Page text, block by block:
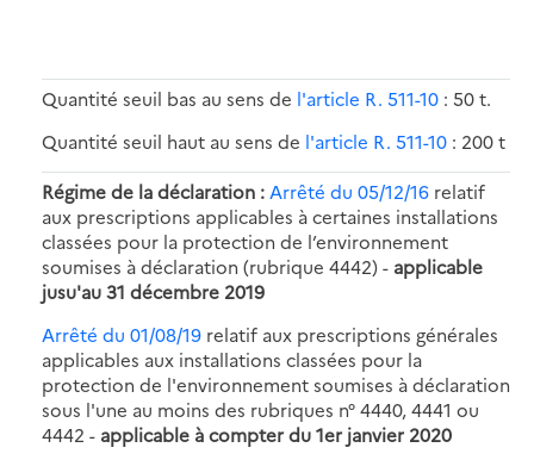
Quantité seuil bas au sens de l'article R. 511-10 : 50 t.
Quantité seuil haut au sens de l'article R. 511-10 : 200 t
Régime de la déclaration : Arrêté du 05/12/16 relatif
aux prescriptions applicables à certaines installations
classées pour la protection de l’environnement
soumises à déclaration (rubrique 4442) - applicable
jusu'au 31 décembre 2019
Arrêté du 01/08/19 relatif aux prescriptions générales
applicables aux installations classées pour la
protection de l'environnement soumises à déclaration
sous l'une au moins des rubriques n° 4440, 4441 ou
4442 - applicable à compter du 1er janvier 2020